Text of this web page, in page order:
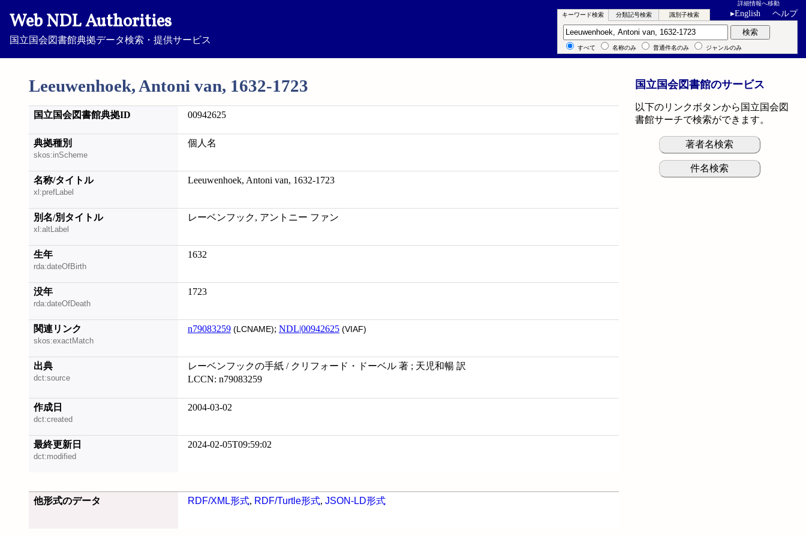
Web NDL Authorities
国立国会図書館典拠データ検索・提供サービス
詳細情報へ移動
▸English ヘルプ
Leeuwenhoek, Antoni van, 1632-1723
キーワード検索 分類記号検索 識別子検索
キーワード検索 検索
すべて 名称のみ 普通件名のみ ジャンルのみ
国立国会図書館典拠ID 00942625
典拠種別
skos:inScheme
個人名
名称/タイトル
xl:prefLabel
Leeuwenhoek, Antoni van, 1632-1723
別名/別タイトル
xl:altLabel
レーベンフック, アントニー ファン
生年
rda:dateOfBirth
1632
没年
rda:dateOfDeath
1723
関連リンク
skos:exactMatch
n79083259 (LCNAME); NDL|00942625 (VIAF)
出典
dct:source
レーベンフックの手紙 / クリフォード・ドーベル 著 ; 天児和暢 訳
LCCN: n79083259
作成日
dct:created
2004-03-02
最終更新日
dct:modified
2024-02-05T09:59:02
他形式のデータ RDF/XML形式, RDF/Turtle形式, JSON-LD形式
国立国会図書館のサービス
以下のリンクボタンから国立国会図
書館サーチで検索ができます。
著者名検索
件名検索